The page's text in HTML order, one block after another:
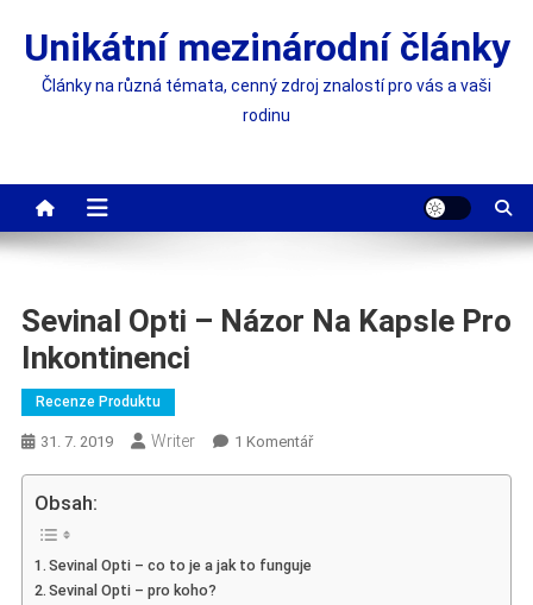
content
Unikátní mezinárodní články
Články na různá témata, cenný zdroj znalostí pro vás a vaši
rodinu
Sevinal Opti – Názor Na Kapsle Pro
Inkontinenci
Recenze Produktu
31. 7. 2019 Writer 1 KomentářU
Obsah:
Sevinal Opti – co to je a jak to funguje
Sevinal Opti – pro koho?